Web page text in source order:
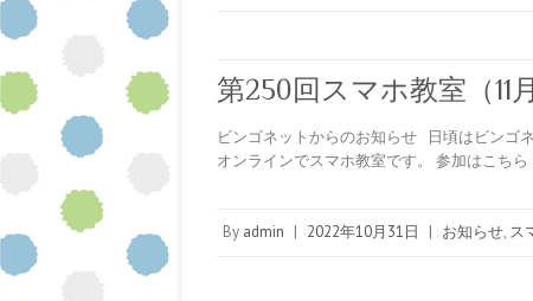
第250回スマホ教室（11
ビンゴネットからのお知らせ 日頃はビンゴ
オンラインでスマホ教室です。 参加はこち
By admin | 2022年10月31日 | お知らせ, ス